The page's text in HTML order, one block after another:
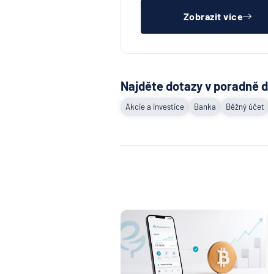
Zobrazit více
Najděte dotazy v poradně
Akcie a investice Banka Běžný účet